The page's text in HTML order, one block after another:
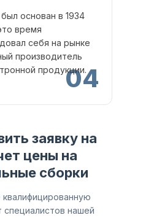
04
основан в 1934
время
себя на рынке
производитель
продукции.
заявку на
цены на
сборки
квалифицированную
нашей